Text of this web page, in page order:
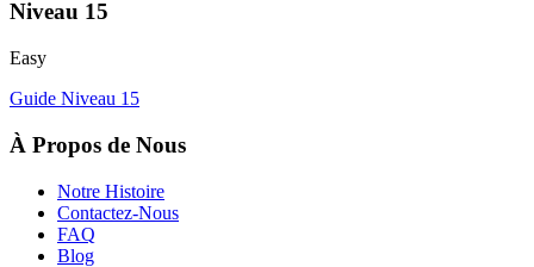
Niveau 15
Easy
Guide Niveau 15
À Propos de Nous
Notre Histoire
Contactez-Nous
FAQ
Blog